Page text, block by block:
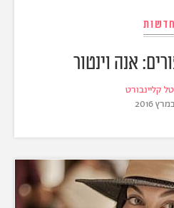
חדשות
אנה וינטור
טל קליינבורט